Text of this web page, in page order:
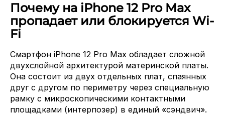
Почему на iPhone 12 Pro Max
пропадает или блокируется Wi-
Fi
Смартфон iPhone 12 Pro Max обладает сложной
двухслойной архитектурой материнской платы.
Она состоит из двух отдельных плат, спаянных
друг с другом по периметру через специальную
рамку с микроскопическими контактными
площадками (интерпозер) в единый «сэндвич».